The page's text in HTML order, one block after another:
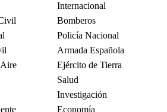
Internacional
Bomberos
Policía Nacional
Armada Española
Ejército de Tierra
Salud
Investigación
Economía